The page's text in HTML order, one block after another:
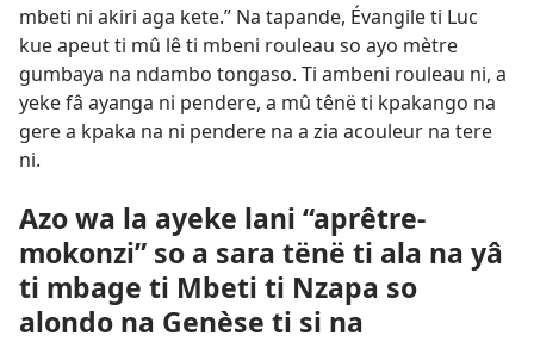
mbeti ni akiri aga kete.” Na tapande, Évangile ti Luc
kue apeut ti mû lê ti mbeni rouleau so ayo mètre
gumbaya na ndambo tongaso. Ti ambeni rouleau ni, a
yeke fâ ayanga ni pendere, a mû tênë ti kpakango na
gere a kpaka na ni pendere na a zia acouleur na tere
ni.
Azo wa la ayeke lani “aprêtre-
mokonzi” so a sara tënë ti ala na yâ
ti mbage ti Mbeti ti Nzapa so
alondo na Genèse ti si na